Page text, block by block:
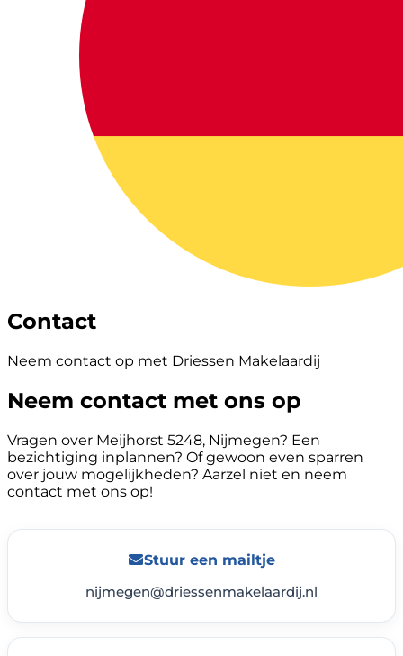
Contact
Neem contact op met Driessen Makelaardij
Neem contact met ons op
Vragen over Meijhorst 5248, Nijmegen? Een
bezichtiging inplannen? Of gewoon even sparren
over jouw mogelijkheden? Aarzel niet en neem
contact met ons op!
Stuur een mailtje
nijmegen@driessenmakelaardij.nl